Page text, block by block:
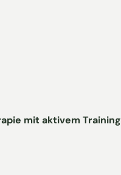
mit aktivem